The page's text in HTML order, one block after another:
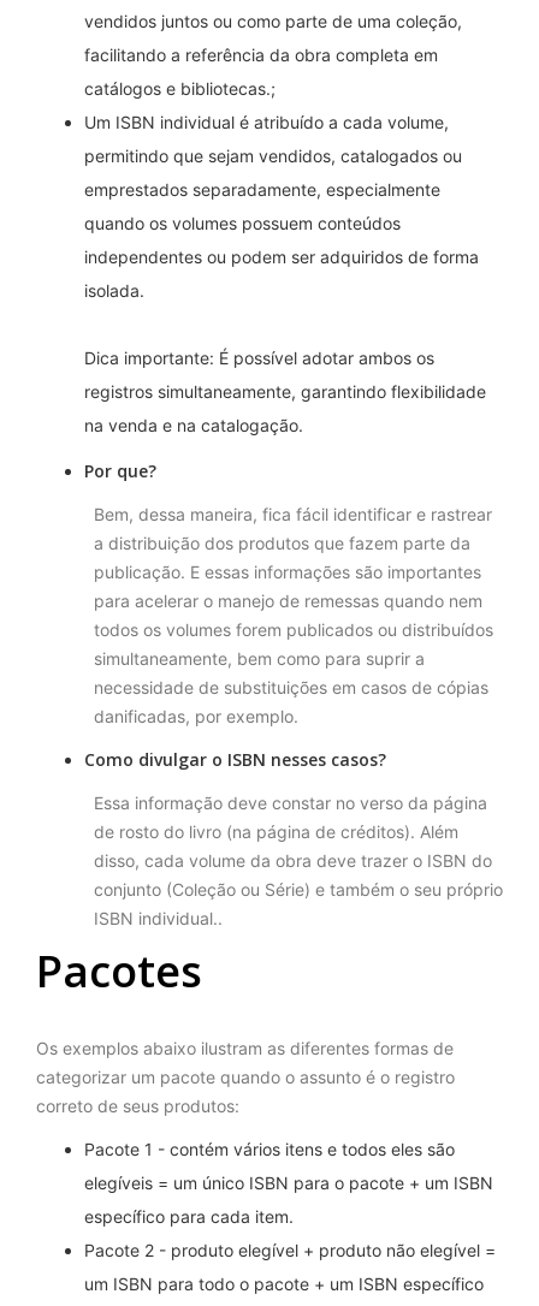
vendidos juntos ou como parte de uma coleção,
facilitando a referência da obra completa em
catálogos e bibliotecas.;
Um ISBN individual é atribuído a cada volume,
permitindo que sejam vendidos, catalogados ou
emprestados separadamente, especialmente
quando os volumes possuem conteúdos
independentes ou podem ser adquiridos de forma
isolada.
Dica importante: É possível adotar ambos os
registros simultaneamente, garantindo flexibilidade
na venda e na catalogação.
Por que?
Bem, dessa maneira, fica fácil identificar e rastrear
a distribuição dos produtos que fazem parte da
publicação. E essas informações são importantes
para acelerar o manejo de remessas quando nem
todos os volumes forem publicados ou distribuídos
simultaneamente, bem como para suprir a
necessidade de substituições em casos de cópias
danificadas, por exemplo.
Como divulgar o ISBN nesses casos?
Essa informação deve constar no verso da página
de rosto do livro (na página de créditos). Além
disso, cada volume da obra deve trazer o ISBN do
conjunto (Coleção ou Série) e também o seu próprio
ISBN individual..
Pacotes
Os exemplos abaixo ilustram as diferentes formas de
categorizar um pacote quando o assunto é o registro
correto de seus produtos:
Pacote 1 - contém vários itens e todos eles são
elegíveis = um único ISBN para o pacote + um ISBN
específico para cada item.
Pacote 2 - produto elegível + produto não elegível =
um ISBN para todo o pacote + um ISBN específico